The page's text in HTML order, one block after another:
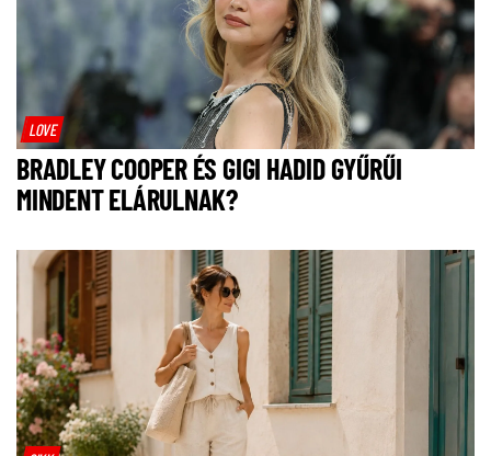
LOVE
BRADLEY COOPER ÉS GIGI HADID GYŰRŰI
MINDENT ELÁRULNAK?